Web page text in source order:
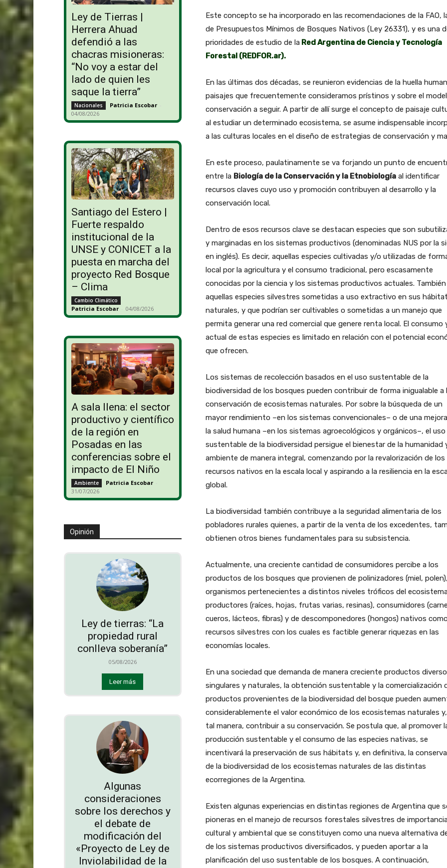
Ley de Tierras |
Herrera Ahuad
defendió a las
chacras misioneras:
“No voy a estar del
lado de quien les
saque la tierra”
Nacionales Patricia Escobar -
04/08/2026
Santiago del Estero |
Fuerte respaldo
institucional de la
UNSE y CONICET a la
puesta en marcha del
proyecto Red Bosque
– Clima
Cambio Climático
Patricia Escobar - 04/08/2026
A sala llena: el sector
productivo y científico
de la región en
Posadas en las
conferencias sobre el
impacto de El Niño
Ambiente Patricia Escobar -
31/07/2026
Opinión
Ley de tierras: “La
propiedad rural
conlleva soberanía”
05/08/2026
Leer más
Algunas
consideraciones
sobre los derechos y
el debate de
modificación del
«Proyecto de Ley de
Inviolabilidad de la
Este concepto se ha incorporado en las recomendaciones de la FAO,
de Presupuestos Mínimos de Bosques Nativos (Ley 26331), y es una
prioridades de estudio de laRed Argentina de Ciencia y Tecnología
Forestal (REDFOR.ar).
En las últimas dos décadas, se reunieron evidencias de la huella
paisajes que frecuentemente consideramos prístinos y sobre el
conservación a seguir. A partir de allí surge el concepto de paisaje
al estudiar un determinado ecosistema, se asume indispensable
a las culturas locales en el diseño de estrategias de conservación y
En este proceso, paulatinamente se va forjando un punto de
entre la Biología de la Conservación y la Etnobiologíaal identificar
recursos claves cuyo uso y promoción contribuyen al desarrollo y la
conservación local.
Dentro de esos recursos clave se destacan especies que son
y marginadas en los sistemas productivos (denominadas NUS por la
en inglés). Es decir, aquellas especies cultivadas y/o utilizadas de
local por la agricultura y el consumo tradicional, pero escasamente
conocidas por la ciencia y los sistemas productivos actuales. También
aquellas especies silvestres sometidas a uso extractivo en sus
naturales, y que podrían ser cultivables o sometidas a un manejo que
permita generar una red comercial que genere renta local. El consumo
actual de estas especies es limitado en relación con el potencial
que ofrecen.
Los sistemas de recolección basados en el uso sustentable de la
biodiversidad de los bosques pueden contribuir de forma inigualable a
conservación de ecosistemas naturales. Por sobre la búsqueda de un
mayor rendimiento –en los sistemas convencionales– o de una
la salud humana –en los sistemas agroecológicos y orgánicos–, el uso
sustentable de la biodiversidad persigue el bienestar de la humanidad
ambiente de manera integral, comenzando por la revalorización de los
recursos nativos en la escala local y aspirando a la resiliencia en la
global.
La biodiversidad también contribuye a la seguridad alimentaria de los
pobladores rurales quienes, a partir de la venta de los excedentes,
obtienen otros bienes fundamentales para su subsistencia.
Actualmente, una creciente cantidad de consumidores percibe a los
productos de los bosques que provienen de polinizadores (miel,
organismos pertenecientes a distintos niveles tróficos del
productores (raíces, hojas, frutas varias, resinas), consumidores
cueros, lácteos, fibras) y de descomponedores (hongos) nativos
recursos silvestres con los cuales es factible generar riquezas en las
economías locales.
En una sociedad que demanda de manera creciente productos
singulares y naturales, la obtención sustentable y la comercialización
productos provenientes de la biodiversidad del bosque pueden
considerablemente el valor económico de los ecosistemas naturales
tal manera, contribuir a su conservación. Se postula que, al promover
producción sustentable y el consumo de las especies nativas, se
incentivará la preservación de sus hábitats y, en definitiva, la
de la biodiversidad de los ecosistemas naturales de las distintas
ecorregiones de la Argentina.
Existen algunas experiencias en distintas regiones de Argentina que
pioneras en el manejo de recursos forestales silvestres de
cultural y ambiental que se constituyen como una nueva alternativa
de los sistemas productivos diversificados, y pueden aportar a la
planificación del uso sustentable de los bosques. A continuación,